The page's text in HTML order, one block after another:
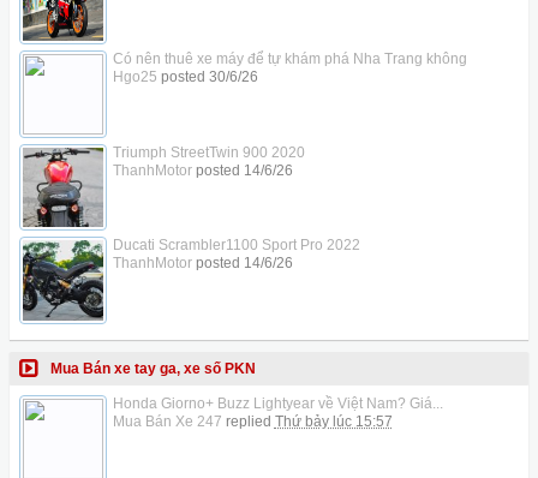
Có nên thuê xe máy để tự khám phá Nha Trang không
Hgo25 posted 30/6/26
Triumph StreetTwin 900 2020
ThanhMotorposted 14/6/26
Ducati Scrambler1100 Sport Pro 2022
ThanhMotorposted 14/6/26
Mua Bán xe tay ga, xe số PKN
Honda Giorno+ Buzz Lightyear về Việt Nam? Giá...
Mua Bán Xe 247 replied Thứ bảy lúc 15:57